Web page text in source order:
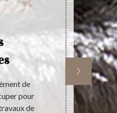
de
pour
de
Le tapis est
de la
votre